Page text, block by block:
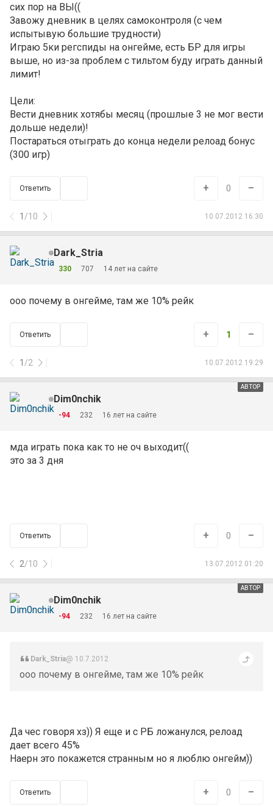
сих пор на ВЫ((
Завожу дневник в целях самоконтроля (с чем
испытывую большие трудности)
Играю 5ки регспиды на онгейме, есть БР для игры
выше, но из-за проблем с тильтом буду играть данный
лимит!
Цели:
Вести дневник хотябы месяц (прошлые 3 не мог вести
дольше недели)!
Постараться отыграть до конца недели релоад бонус
(300 игр)
Ответить
1 /10 10.07.2012 16:30
+ 0 –
Dark_Stria
330 707 14 лет на сайте
ооо почему в онгейме, там же 10% рейк
Ответить
1 /2 10.07.2012 19:29
+ 1 –
АВТОР
Dim0nchik
-94 232 16 лет на сайте
мда играть пока как то не оч выходит((
это за 3 дня
Ответить
2/10 13.07.2012 01:20
+ 0 –
АВТОР
Dim0nchik
-94 232 16 лет на сайте
Dark_Stria@ 10.7.2012
ооо почему в онгейме, там же 10% рейк
Да чес говоря хз)) Я еще и с РБ ложанулся, релоад
дает всего 45%
Наерн это покажется странным но я люблю онгейм))
Ответить + 0 –